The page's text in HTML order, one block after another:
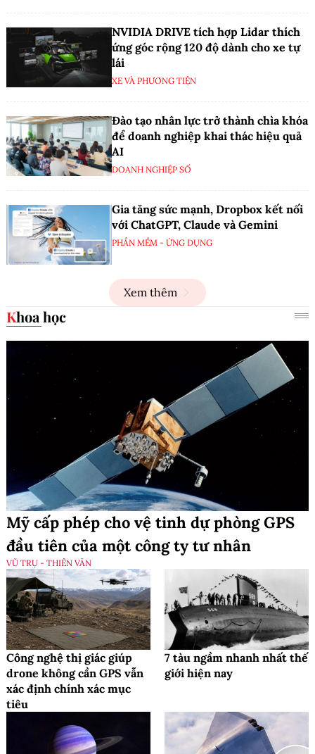
NVIDIA DRIVE tích hợp Lidar thích
ứng góc rộng 120 độ dành cho xe tự
lái
XE VÀ PHƯƠNG TIỆN
Đào tạo nhân lực trở thành chìa khóa
để doanh nghiệp khai thác hiệu quả
AI
DOANH NGHIỆP SỐ
Gia tăng sức mạnh, Dropbox kết nối
với ChatGPT, Claude và Gemini
PHẦN MỀM - ỨNG DỤNG
Xem thêm
Khoa học
Mỹ cấp phép cho vệ tinh dự phòng GPS
đầu tiên của một công ty tư nhân
VŨ TRỤ - THIÊN VĂN
Công nghệ thị giác giúp
drone không cần GPS vẫn
xác định chính xác mục
tiêu
7 tàu ngầm nhanh nhất thế
giới hiện nay